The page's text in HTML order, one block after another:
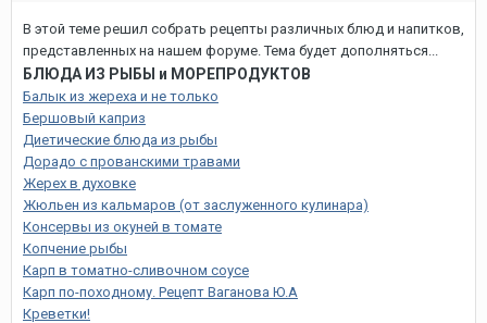
В этой теме решил собрать рецепты различных блюд и напитков,
представленных на нашем форуме. Тема будет дополняться...
БЛЮДА ИЗ РЫБЫ и МОРЕПРОДУКТОВ
Балык из жереха и не только
Бершовый каприз
Диетические блюда из рыбы
Дорадо с прованскими травами
Жерех в духовке
Жюльен из кальмаров (от заслуженного кулинара)
Консервы из окуней в томате
Копчение рыбы
Карп в томатно-сливочном соусе
Карп по-походному. Рецепт Ваганова Ю.А
Креветки!